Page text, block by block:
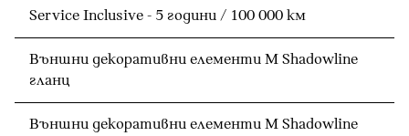
Service Inclusive - 5 години / 100 000 км
Външни декоративни елементи M Shadowline
гланц
Външни декоративни елементи M Shadowline